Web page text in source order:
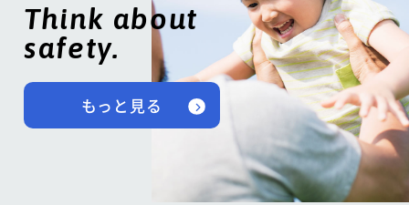
Think about
safety.
もっと見る